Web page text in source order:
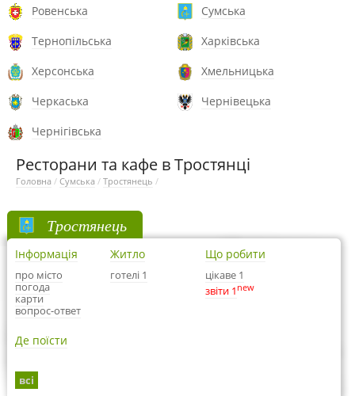
Ровенська
Сумська
Тернопільська
Харківська
Херсонська
Хмельницька
Черкаська
Чернівецька
Чернігівська
Ресторани та кафе в Тростянці
Головна / Сумська / Тростянець /
Тростянець
Інформація
про місто
погода
карти
вопрос-ответ
Житло
готелі 1
Що робити
цікаве 1
звіти 1 new
Де поїсти
всі